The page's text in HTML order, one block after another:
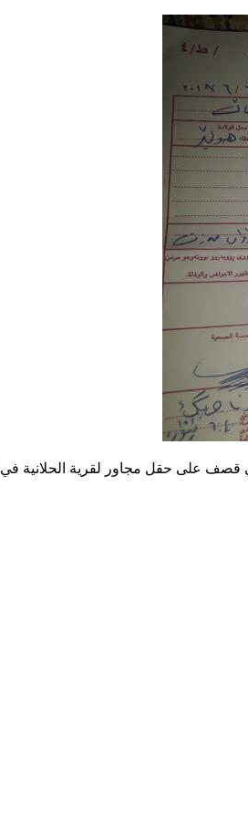
لقرية الحلانية في 30 يونيو/حزيران 2018.